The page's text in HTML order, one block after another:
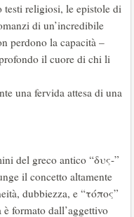
testi religiosi, le epistole di
di un’incredibile
perdono la capacità –
il cuore di chi li
una fervida attesa di una
del greco antico “δυς-”
il concetto altamente
dubbiezza, e “τόπος”
formato dall’aggettivo